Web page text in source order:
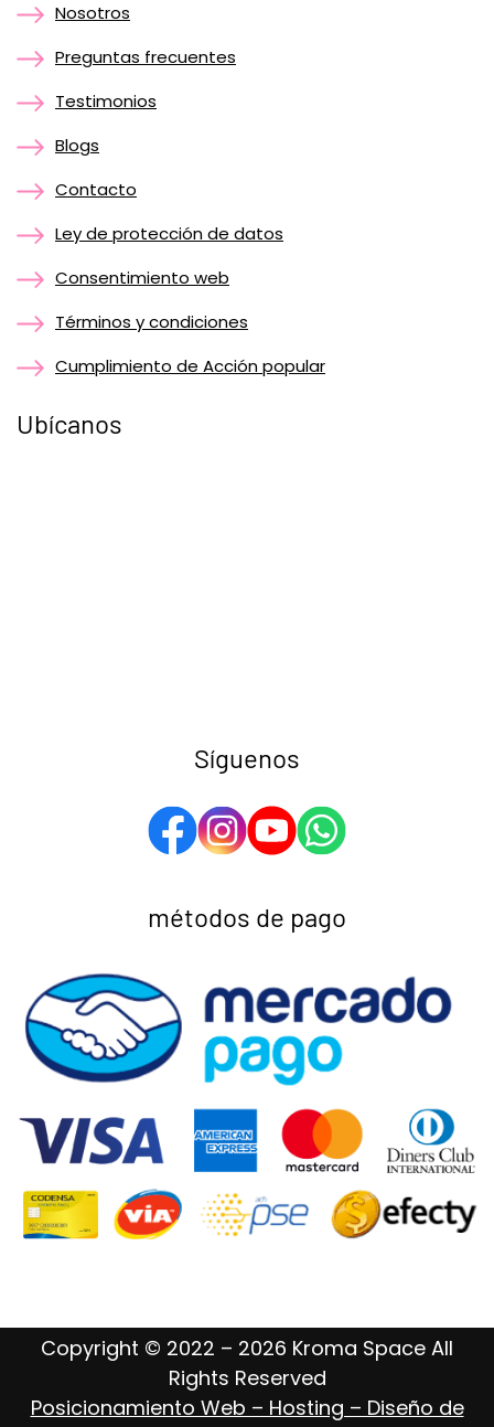
Nosotros
Preguntas frecuentes
Testimonios
Blogs
Contacto
Ley de protección de datos
Consentimiento web
Términos y condiciones
Cumplimiento de Acción popular
Ubícanos
Síguenos
métodos de pago
Copyright © 2022 – 2026 Kroma Space All
Rights Reserved
Posicionamiento Web – Hosting – Diseño de